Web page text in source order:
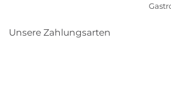
Unsere Zahlungsarten